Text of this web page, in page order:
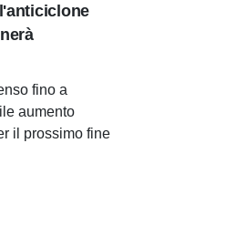
fino a
aumento
il prossimo fine